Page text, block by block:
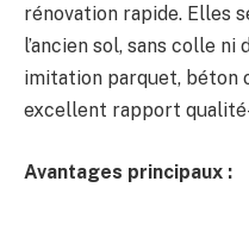
rénovation rapide. Elles
l’ancien sol, sans colle
imitation parquet, béton
excellent rapport
Avantages principaux :